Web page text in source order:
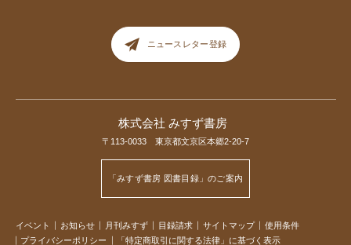
ニュースレター登録
株式会社 みすず書房
〒113-0033 東京都文京区本郷2-20-7
「みすず書房 図書目録」のご案内
イベント お知らせ 月刊みすず 目録請求 サイトマップ
使用条件
プライバシーポリシー
「特定商取引に関する法律」に基づく表示